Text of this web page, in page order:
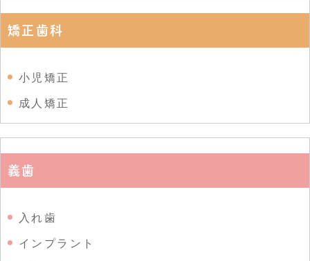
矯正歯科
小児矯正
成人矯正
義歯
入れ歯
インプラント